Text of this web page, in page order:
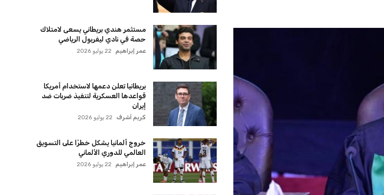
مستثمر هندي بريطاني يسعى لامتلاك
حصة في نادي ليفربول الرياضي
عمر إبراهيم 22 يوليو 2026
بريطانيا تعلن دعمها لاستخدام أمريكا
قواعدها العسكرية لتنفيذ ضربات ضد
إيران
كريم أشرف 22 يوليو 2026
خروج ألمانيا يشكل خطرًا على التسويق
العالمي للدوري الألماني
عمر إبراهيم 22 يوليو 2026